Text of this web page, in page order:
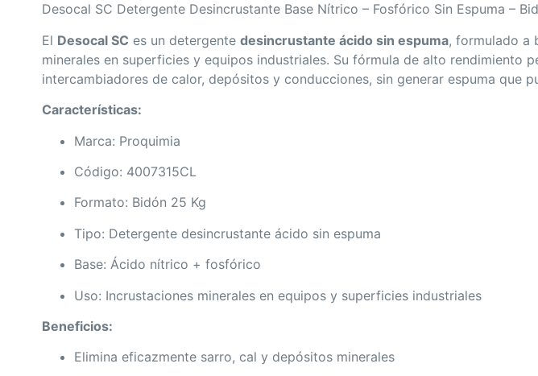
Desocal SC Detergente Desincrustante Base Nítrico – Fosfórico Sin Espuma –
El Desocal SC es un detergente desincrustante ácido sin espuma, formulado a
minerales en superficies y equipos industriales. Su fórmula de alto rendimiento
intercambiadores de calor, depósitos y conducciones, sin generar espuma que
Características:
Marca: Proquimia
Código: 4007315CL
Formato: Bidón 25 Kg
Tipo: Detergente desincrustante ácido sin espuma
Base: Ácido nítrico + fosfórico
Uso: Incrustaciones minerales en equipos y superficies industriales
Beneficios:
Elimina eficazmente sarro, cal y depósitos minerales